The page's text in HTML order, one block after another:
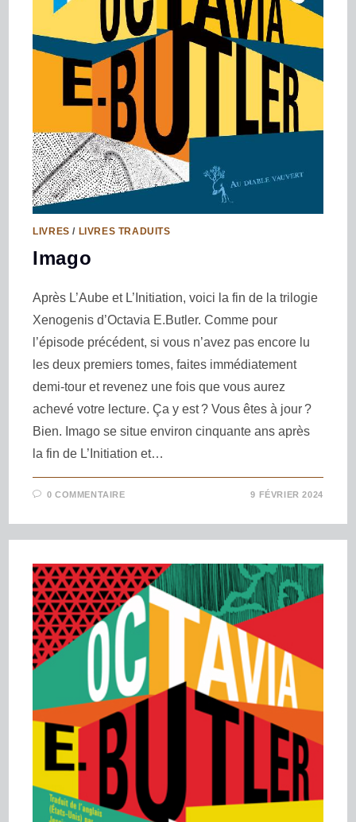
LIVRES / LIVRES TRADUITS
Imago
Après L’Aube et L’Initiation, voici la fin de la trilogie
Xenogenis d’Octavia E.Butler. Comme pour
l’épisode précédent, si vous n’avez pas encore lu
les deux premiers tomes, faites immédiatement
demi-tour et revenez une fois que vous aurez
achevé votre lecture. Ça y est ? Vous êtes à jour ?
Bien. Imago se situe environ cinquante ans après
la fin de L’Initiation et…
0 COMMENTAIRE 9 FÉVRIER 2024